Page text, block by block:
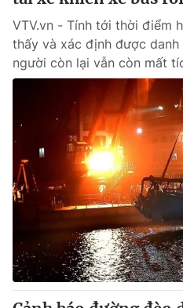
VTV.vn - Tính tới thời điểm
thấy và xác định được danh
người còn lại vẫn còn mất